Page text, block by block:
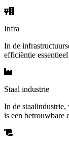
Infra
In de
efficiëntie
Staal industrie
In de staalindustrie,
is een betrouwbare